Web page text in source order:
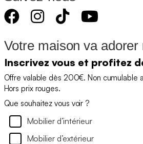
Votre maison va adorer
Inscrivez vous et profitez
Offre valable dès 200€. Non cumulable
Hors prix rouges.
Que souhaitez vous voir ?
Mobilier d’intérieur
Mobilier d’extérieur